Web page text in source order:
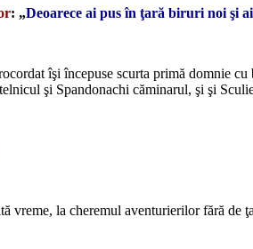
: „Deoarece ai pus în ţară biruri noi şi
îşi începuse scurta primă domnie
şi Spandonachi căminarul, şi şi
vreme, la cheremul aventurierilor fără de